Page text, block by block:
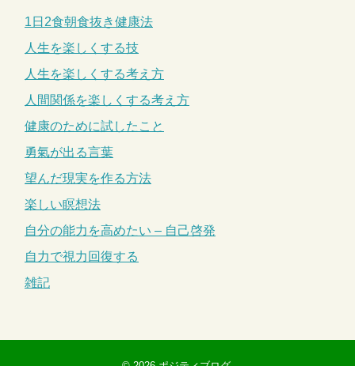
1日2食朝食抜き健康法
人生を楽しくする技
人生を楽しくする考え方
人間関係を楽しくする考え方
健康のために試したこと
勇氣が出る言葉
望んだ現実を作る方法
楽しい瞑想法
自分の能力を高めたい – 自己啓発
自力で視力回復する
雑記